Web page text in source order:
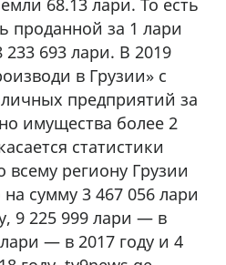
68.13 лари. То есть
проданной за 1 лари
233 693 лари. В 2019
в Грузии» с
предприятий за
имущества более 2
статистики
всему региону Грузии
сумму 3 467 056 лари
9 225 999 лари — в
— в 2017 году и 4